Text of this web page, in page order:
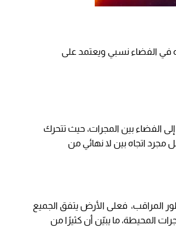
في الفضاء نسبي ويعتمد على
الفضاء بين المجرات، حيث تتحرك
مجرد اتجاه بين لا نهائي من
المراقب، فعلى الأرض يتفق الجميع
المحيطة، ما يبيّن أن كثيرًا من